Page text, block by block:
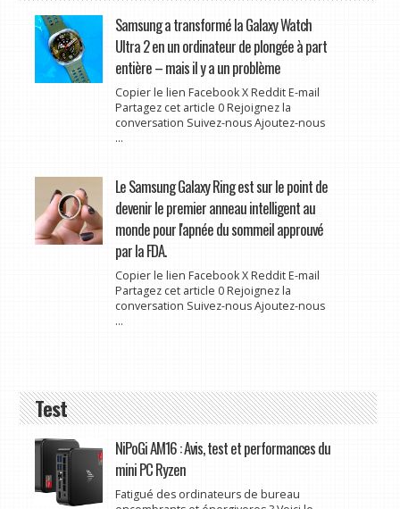
Samsung a transformé la Galaxy Watch
Ultra 2 en un ordinateur de plongée à part
entière – mais il y a un problème
Copier le lien Facebook X Reddit E-mail
Partagez cet article 0 Rejoignez la
conversation Suivez-nous Ajoutez-nous
...
Le Samsung Galaxy Ring est sur le point de
devenir le premier anneau intelligent au
monde pour l'apnée du sommeil approuvé
par la FDA.
Copier le lien Facebook X Reddit E-mail
Partagez cet article 0 Rejoignez la
conversation Suivez-nous Ajoutez-nous
...
Test
NiPoGi AM16 : Avis, test et performances du
mini PC Ryzen
Fatigué des ordinateurs de bureau